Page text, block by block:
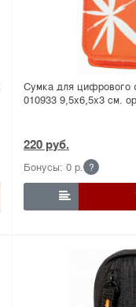
Сумка для цифрового
010933 9,5х6,5х3 см.
220 руб.
Бонусы: 0 р. ?
